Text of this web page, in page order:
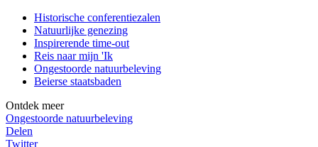
Historische conferentiezalen
Natuurlijke genezing
Inspirerende time-out
Reis naar mijn 'Ik
Ongestoorde natuurbeleving
Beierse staatsbaden
Ontdek meer
Ongestoorde natuurbeleving
Delen
Twitter